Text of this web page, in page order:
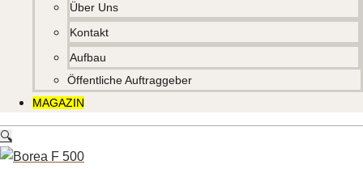
Über Uns
Kontakt
Aufbau
Öffentliche Auftraggeber
MAGAZIN
🔍